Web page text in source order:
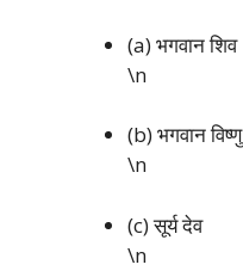
(a) भगवान शिव
\n
(b) भगवान विष्णु
\n
(c) सूर्य देव
\n